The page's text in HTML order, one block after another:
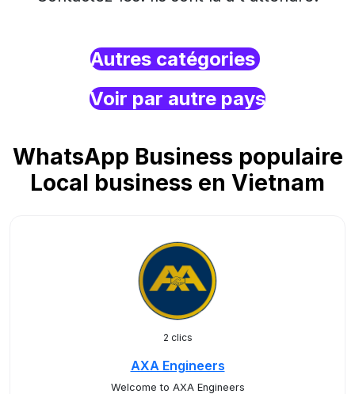
Autres catégories
Voir par autre pays
WhatsApp Business populaire
Local business en Vietnam
2 clics
AXA Engineers
Welcome to AXA Engineers